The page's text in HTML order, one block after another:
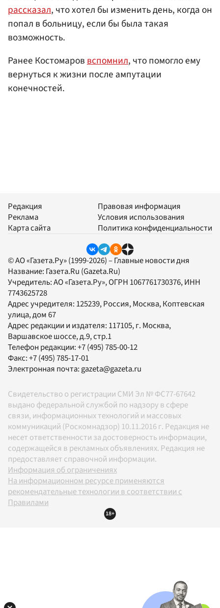
рассказал, что хотел бы изменить день, когда он
попал в больницу, если бы была такая
возможность.
Ранее Костомароввспомнил, что помогло ему
вернуться к жизни после ампутации
конечностей.
Редакция
Реклама
Карта сайта
Правовая информация
Условия использования
Политика конфиденциальности
© АО «Газета.Ру» (1999-2026) – Главные новости дня
Название: Газета.Ru (Gazeta.Ru)
Учредитель:АО «Газета.Ру», ОГРН 1067761730376, ИНН
7743625728
Адрес учредителя: 125239, Россия, Москва, Коптевская
улица, дом 67
Адрес редакции и издателя: 117105, г. Москва,
Варшавское шоссе, д.9, стр.1
Телефон редакции:+7 (495) 785-00-12
Факс:+7 (495) 785-17-01
Электронная почта:gazeta@gazeta.ru
Свидетельство о регистрации СМИ Эл № ФС77-67642
выдано федеральной службой по надзору в сфере
связи, информационных технологий и массовых
коммуникаций (Роскомнадзор) 10.11.2016 г. Редакция не
несет ответственности за достоверность информации,
содержащейся в рекламных объявлениях. Редакция не
предоставляет справочной информации.
Информация об ограничениях
На информационном ресурсе применяются
рекомендательные технологии в соответствии с
Правилами
18+